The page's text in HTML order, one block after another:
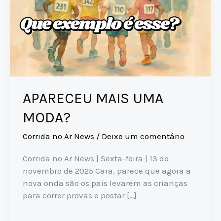
APARECEU MAIS UMA
MODA?
Corrida no Ar News / Deixe um comentário
Corrida no Ar News | Sexta-feira | 13 de
novembro de 2025 Cara, parece que agora a
nova onda são os pais levarem as crianças
para correr provas e postar […]